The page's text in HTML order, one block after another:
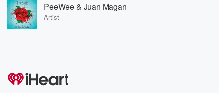
PeeWee & Juan Magan
Artist